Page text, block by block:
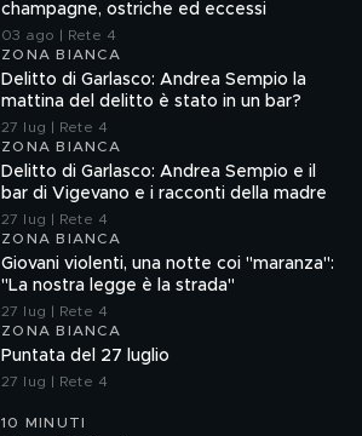
champagne, ostriche ed eccessi
03 ago | Rete 4
ZONA BIANCA
Delitto di Garlasco: Andrea Sempio la
mattina del delitto è stato in un bar?
27 lug | Rete 4
ZONA BIANCA
Delitto di Garlasco: Andrea Sempio e il
bar di Vigevano e i racconti della madre
27 lug | Rete 4
ZONA BIANCA
Giovani violenti, una notte coi "maranza":
"La nostra legge è la strada"
27 lug | Rete 4
ZONA BIANCA
Puntata del 27 luglio
27 lug | Rete 4
10 MINUTI